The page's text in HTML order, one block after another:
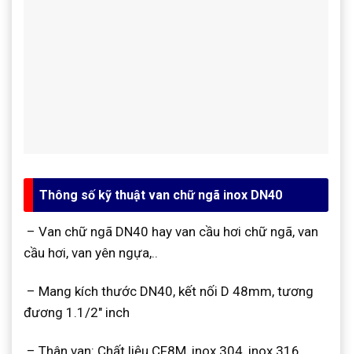
Thông số kỹ thuật van chữ ngã inox DN40
– Van chữ ngã DN40 hay van cầu hơi chữ ngã, van
cầu hơi, van yên ngựa,..
– Mang kích thước DN40, kết nối D 48mm, tương
đương 1.1/2″ inch